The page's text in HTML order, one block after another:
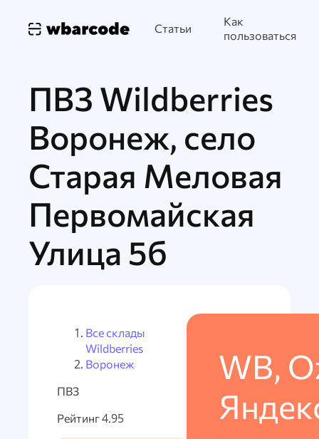
Статьи
Как
пользоваться
ПВЗ Wildberries
Воронеж, село
Старая Меловая
Первомайская
Улица 5б
Все склады
Wildberries
Воронеж
ПВЗ
Рейтинг 4.95
WB,